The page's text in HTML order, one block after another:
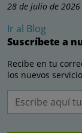
28 de julio de 2026
Ir al Blog
Suscríbete a
Recibe en tu
los nuevos